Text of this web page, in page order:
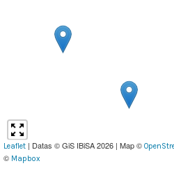
Leaflet | Datas © GiS IBiSA 2026 | Map ©
© Mapbox